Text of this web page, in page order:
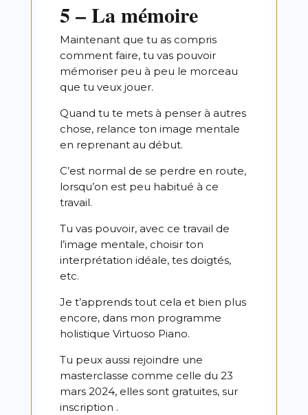
5 – La mémoire
Maintenant que tu as compris
comment faire, tu vas pouvoir
mémoriser peu à peu le morceau
que tu veux jouer.
Quand tu te mets à penser à autres
chose, relance ton image mentale
en reprenant au début.
C’est normal de se perdre en route,
lorsqu’on est peu habitué à ce
travail.
Tu vas pouvoir, avec ce travail de
l’image mentale, choisir ton
interprétation idéale, tes doigtés,
etc.
Je t’apprends tout cela et bien plus
encore, dans mon programme
holistique Virtuoso Piano.
Tu peux aussi rejoindre une
masterclasse comme celle du 23
mars 2024, elles sont gratuites, sur
inscription .